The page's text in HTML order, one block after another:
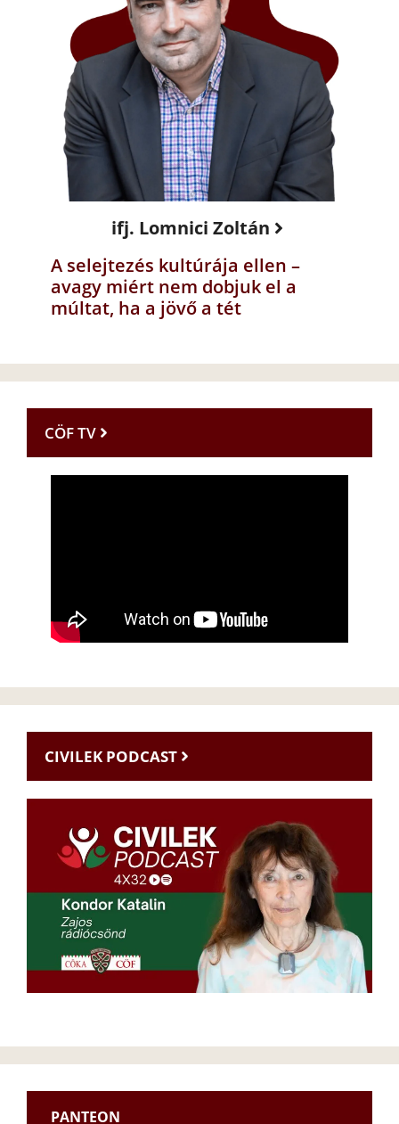
ifj. Lomnici Zoltán
A selejtezés kultúrája ellen –
avagy miért nem dobjuk el a
múltat, ha a jövő a tét
CÖF TV
CIVILEK PODCAST
PANTEON